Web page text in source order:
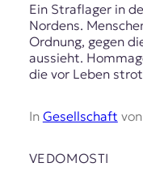
Ein Straflager in
Nordens.
Ordnung, gegen
aussieht.
die vor Leben
In Gesellschaft von
VEDOMOSTI